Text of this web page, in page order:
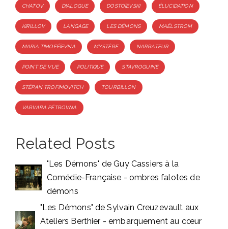
Tags
CHATOV DIALOGUE DOSTOÏEVSKI ÉLUCIDATION
KIRILLOV LANGAGE LES DÉMONS MAËLSTROM
MARIA TIMOFÉÏEVNA MYSTÈRE NARRATEUR
POINT DE VUE POLITIQUE STAVROGUINE
STÉPAN TROFIMOVITCH TOURBILLON
VARVARA PÉTROVNA
Related Posts
"Les Démons" de Guy Cassiers à la
Comédie-Française - ombres falotes de
démons
"Les Démons" de Sylvain Creuzevault aux
Ateliers Berthier - embarquement au cœur